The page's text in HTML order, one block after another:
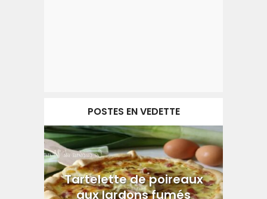
POSTES EN VEDETTE
Tartelette de poireaux
aux lardons fumés